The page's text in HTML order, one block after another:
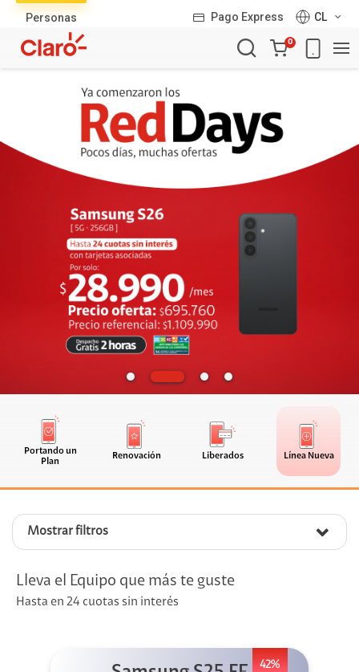
Personas Pago Express
CL
Carro
de
0
Portando un
Plan
Renovación Liberados Línea Nueva
Mostrar filtros
productos
Lleva el Equipo que más te guste
Hasta en 24 cuotas sin interés
42%